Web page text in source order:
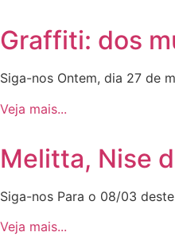
Graffiti: dos
Siga-nos Ontem, dia 27 de
Veja mais...
Melitta, Nise
Siga-nos Para o 08/03
Veja mais...